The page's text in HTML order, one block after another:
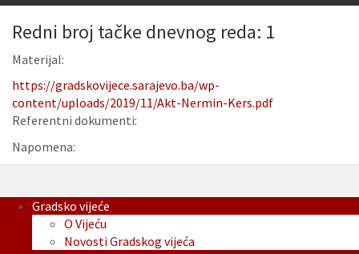
Redni broj tačke dnevnog reda: 1
Materijal:
https://gradskovijece.sarajevo.ba/wp-
content/uploads/2019/11/Akt-Nermin-Kers.pdf
Referentni dokumenti:
Napomena:
Gradsko vijeće
O Vijeću
Novosti Gradskog vijeća